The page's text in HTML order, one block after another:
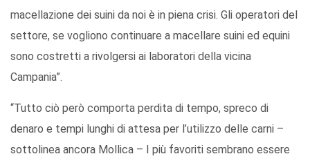
macellazione dei suini da noi è in piena crisi. Gli operatori del
settore, se vogliono continuare a macellare suini ed equini
sono costretti a rivolgersi ai laboratori della vicina
Campania”.
“Tutto ciò però comporta perdita di tempo, spreco di
denaro e tempi lunghi di attesa per l’utilizzo delle carni –
sottolinea ancora Mollica – I più favoriti sembrano essere